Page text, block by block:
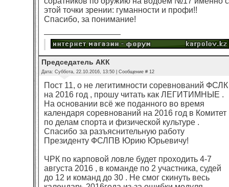
этой точки зрении: гуманности и профи!!
Спасибо, за понимание!
Председатель АКК
Дата: Суббота, 22.10.2016, 13:50 | Сообщение # 12
Пост 11, о не легитимности соревнований ФСЛК
на 2016 год , прошу читать как ЛЕГИТИМНЫЕ .
На основании всё же поданного во время
календаря соревнований на 2016 год в Комитет
по делам спорта и физической культуре .
Спасибо за разъяснительную работу
Президенту ФСЛПВ Юрию Юрьевичу!
ЧРК по карповой ловле будет проходить 4-7
августа 2016 , в команде по 2 участника, судей
до 12 и команд до 30 . Не смог скинуть весь